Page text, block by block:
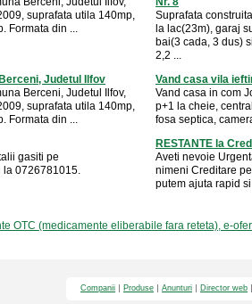
suprafata utila 140mp,
Formata din ...
Suprafata
la lac(23m), garaj
bai(3 cada, 3 dus)
2,2 ...
Judetul Ilfov
Berceni, Judetul Ilfov,
suprafata utila 140mp,
Formata din ...
Vand casa vila
Vand casa in com
p+1 la cheie,
fosa septica,
gasiti pe
la 0726781015.
RESTANTE la
Aveti nevoie
nimeni Creditare
putem ajuta rapid
OTC (medicamente eliberabile fara reteta), e-
Companii Produse Anunturi Director web